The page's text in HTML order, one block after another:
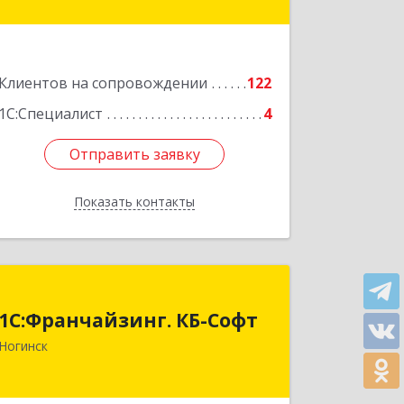
Клиентов на сопровождении
122
1С:Специалист
4
Отправить заявку
Показать контакты
Отправить заявку
Назад
1С:Франчайзинг. КБ-Софт
Ногинск
142400, Московская обл, г.о